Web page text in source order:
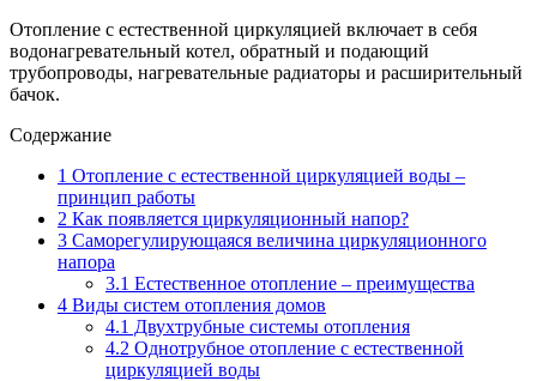
Отопление с естественной циркуляцией включает в себя
водонагревательный котел, обратный и подающий
трубопроводы, нагревательные радиаторы и расширительный
бачок.
Содержание
1 Отопление с естественной циркуляцией воды –
принцип работы
2 Как появляется циркуляционный напор?
3 Саморегулирующаяся величина циркуляционного
напора
3.1 Естественное отопление – преимущества
4 Виды систем отопления домов
4.1 Двухтрубные системы отопления
4.2 Однотрубное отопление с естественной
циркуляцией воды